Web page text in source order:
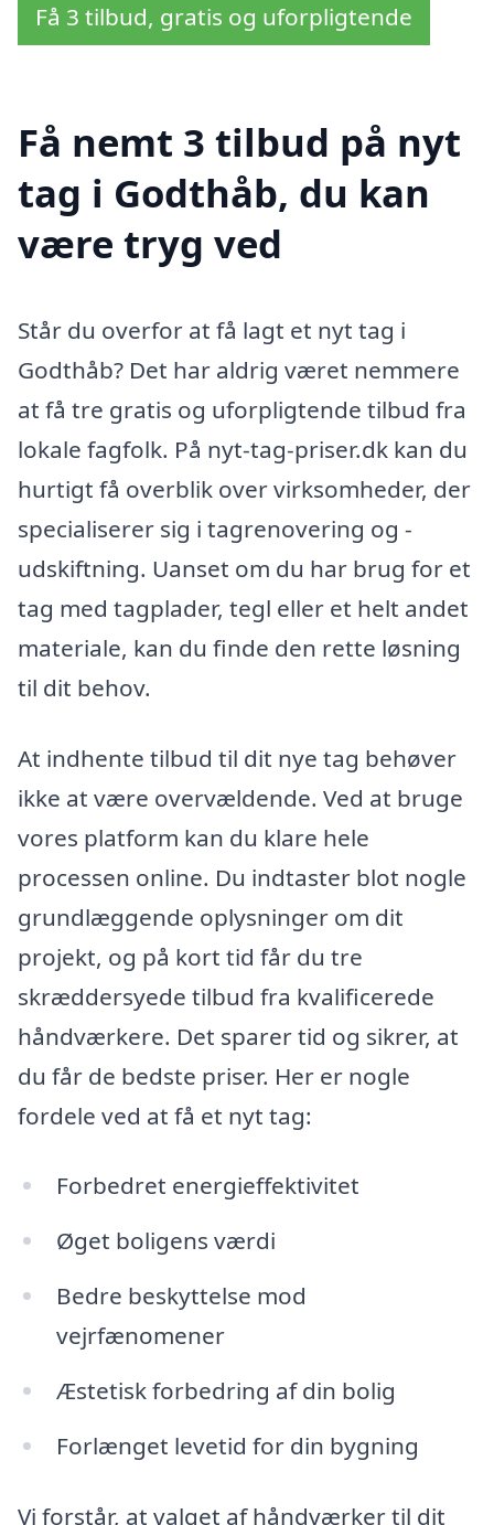
Få 3 tilbud, gratis og uforpligtende
Få nemt 3 tilbud på nyt
tag i Godthåb, du kan
være tryg ved
Står du overfor at få lagt et nyt tag i
Godthåb? Det har aldrig været nemmere
at få tre gratis og uforpligtende tilbud fra
lokale fagfolk. På nyt-tag-priser.dk kan du
hurtigt få overblik over virksomheder, der
specialiserer sig i tagrenovering og -
udskiftning. Uanset om du har brug for et
tag med tagplader, tegl eller et helt andet
materiale, kan du finde den rette løsning
til dit behov.
At indhente tilbud til dit nye tag behøver
ikke at være overvældende. Ved at bruge
vores platform kan du klare hele
processen online. Du indtaster blot nogle
grundlæggende oplysninger om dit
projekt, og på kort tid får du tre
skræddersyede tilbud fra kvalificerede
håndværkere. Det sparer tid og sikrer, at
du får de bedste priser. Her er nogle
fordele ved at få et nyt tag:
Forbedret energieffektivitet
Øget boligens værdi
Bedre beskyttelse mod
vejrfænomener
Æstetisk forbedring af din bolig
Forlænget levetid for din bygning
Vi forstår, at valget af håndværker til dit